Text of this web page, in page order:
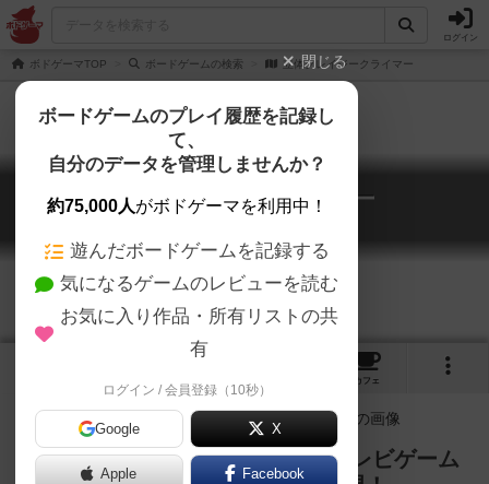
ログイン
ボドゲーマTOP ボードゲームの検索 立体クレイジークライマー
立体クレイジークライマー
Crazy Climber
カフェ
高層ビルを登り切れ！ 懐かしのテレビゲーム
閉じる
ボードゲームのプレイ履歴を記録し
て、
自分のデータを管理しませんか？
約75,000人がボドゲーマを利用中！
遊んだボードゲームを記録する
気になるゲームのレビューを読む
お気に入り作品・所有リストの共
有
ログイン / 会員登録（10秒）
Google X
Apple Facebook